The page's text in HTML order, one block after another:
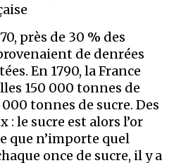
près de 30 % des
de denrées
En 1790, la France
150 000 tonnes de
tonnes de sucre. Des
le sucre est alors l’or
que n’importe quel
once de sucre, il y a